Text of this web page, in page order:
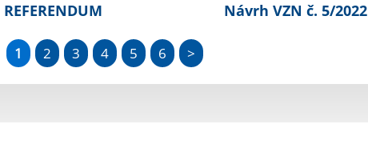
REFERENDUM Návrh VZN č. 5/2022
1 2 3 4 5 6 >